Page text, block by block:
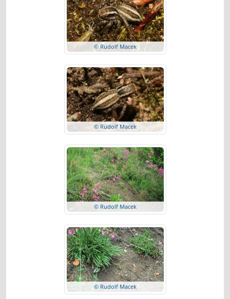
© Rudolf Macek
© Rudolf Macek
© Rudolf Macek
© Rudolf Macek